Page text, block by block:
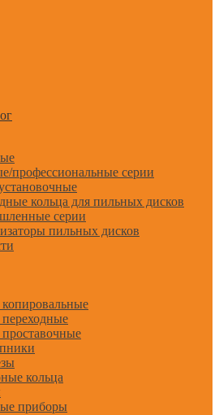
профессиональные серии
кольца для пильных дисков
серии
пильных дисков
кольца
приборы